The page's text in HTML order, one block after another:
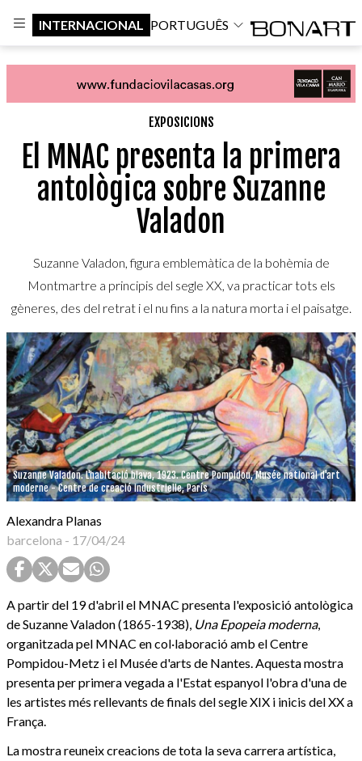
INTERNACIONAL PORTUGUÊS
EXPOSICIONS
El MNAC presenta la primera
antològica sobre Suzanne
Valadon
Suzanne Valadon, figura emblemàtica de la bohèmia de
Montmartre a principis del segle XX, va practicar tots els
gèneres, des del retrat i el nu fins a la natura morta i el paisatge.
Suzanne Valadon. L'habitació blava, 1923. Centre Pompidou, Musée national d'art
moderne - Centre de creació industrielle, París
Alexandra Planas
barcelona - 17/04/24
A partir del 19 d'abril el MNAC presenta l'exposició antològica
de Suzanne Valadon (1865-1938), Una Epopeia moderna,
organitzada pel MNAC en col·laboració amb el Centre
Pompidou-Metz i el Musée d'arts de Nantes. Aquesta mostra
presenta per primera vegada a l'Estat espanyol l'obra d'una de
les artistes més rellevants de finals del segle XIX i inicis del XX a
França.
La mostra reuneix creacions de tota la seva carrera artística,